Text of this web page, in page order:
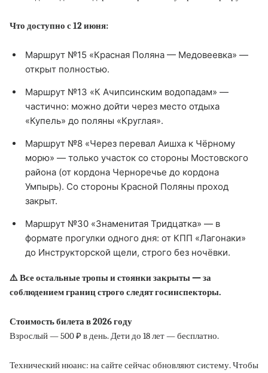
Что доступно с 12 июня:
Маршрут №15 «Красная Поляна — Медовеевка» —
открыт полностью.
Маршрут №13 «К Ачипсинским водопадам» —
частично: можно дойти через место отдыха
«Купель» до поляны «Круглая».
Маршрут №8 «Через перевал Аишха к Чёрному
морю» — только участок со стороны Мостовского
района (от кордона Черноречье до кордона
Умпырь). Со стороны Красной Поляны проход
закрыт.
Маршрут №30 «Знаменитая Тридцатка» — в
формате прогулки одного дня: от КПП «Лагонаки»
до Инструкторской щели, строго без ночёвки.
⚠️ Все остальные тропы и стоянки закрыты — за
соблюдением границ строго следят госинспекторы.
Стоимость билета в 2026 году
Взрослый — 500 ₽ в день. Дети до 18 лет — бесплатно.
Технический нюанс: на сайте сейчас обновляют систему. Чтобы